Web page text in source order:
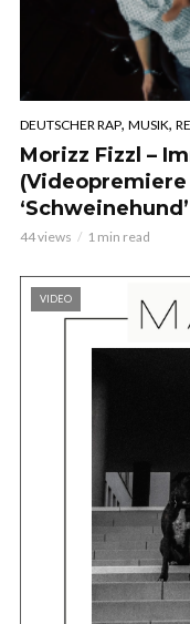
DEUTSCHER RAP, MUSIK,
Morizz Fizzl –
(Videopremiere
44 views 1 min read
VIDEO